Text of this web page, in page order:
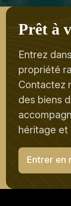
Prêt à v
Entrez
propriété
Contactez
des biens
héritage et
Entrer en